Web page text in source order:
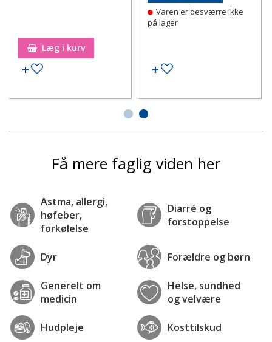
Læg i kurv
Tilføj til ønskeseddel
Varen er desværre ikke
på lager
Tilføj til ønskeseddel
Få mere faglig viden her
Astma, allergi,
høfeber,
forkølelse
Diarré og
forstoppelse
Dyr Forældre og børn
Generelt om
medicin
Helse, sundhed
og velvære
Hudpleje Kosttilskud